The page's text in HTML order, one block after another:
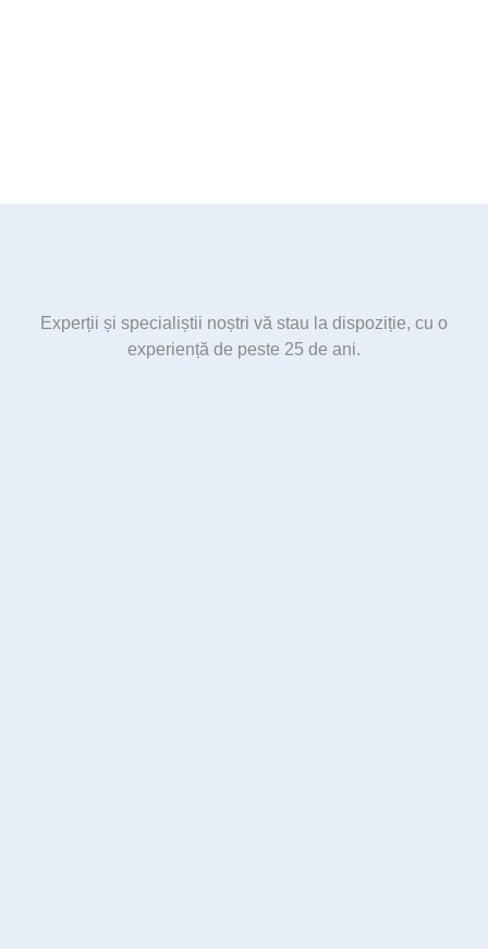
Experții și specialiștii noștri vă stau la dispoziție, cu o
experiență de peste 25 de ani.